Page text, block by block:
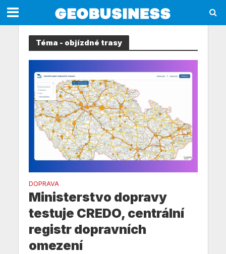
Téma - objízdné trasy
DOPRAVA
Ministerstvo dopravy
testuje CREDO, centrální
registr dopravních
omezení